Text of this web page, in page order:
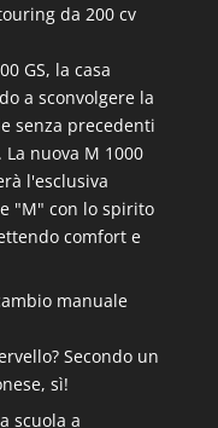
da 200 cv
GS, la casa
a sconvolgere la
senza precedenti
nuova M 1000
l'esclusiva
"M" con lo spirito
comfort e
manuale
Secondo un
sì!
scuola a